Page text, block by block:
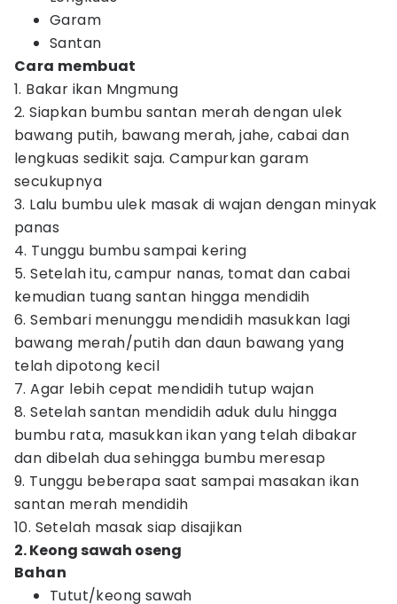
Garam
Santan
Cara membuat
1. Bakar ikan Mngmung
2. Siapkan bumbu santan merah dengan ulek
bawang putih, bawang merah, jahe, cabai dan
lengkuas sedikit saja. Campurkan garam
secukupnya
3. Lalu bumbu ulek masak di wajan dengan minyak
panas
4. Tunggu bumbu sampai kering
5. Setelah itu, campur nanas, tomat dan cabai
kemudian tuang santan hingga mendidih
6. Sembari menunggu mendidih masukkan lagi
bawang merah/putih dan daun bawang yang
telah dipotong kecil
7. Agar lebih cepat mendidih tutup wajan
8. Setelah santan mendidih aduk dulu hingga
bumbu rata, masukkan ikan yang telah dibakar
dan dibelah dua sehingga bumbu meresap
9. Tunggu beberapa saat sampai masakan ikan
santan merah mendidih
10. Setelah masak siap disajikan
2. Keong sawah oseng
Bahan
Tutut/keong sawah